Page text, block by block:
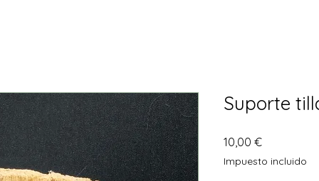
Suporte
10,00 €Precio
Impuesto incluido